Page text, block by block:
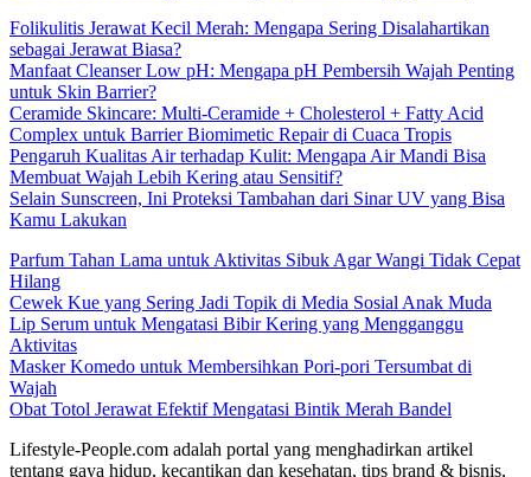
Folikulitis Jerawat Kecil Merah: Mengapa Sering Disalahartikan
sebagai Jerawat Biasa?
Manfaat Cleanser Low pH: Mengapa pH Pembersih Wajah Penting
untuk Skin Barrier?
Ceramide Skincare: Multi-Ceramide + Cholesterol + Fatty Acid
Complex untuk Barrier Biomimetic Repair di Cuaca Tropis
Pengaruh Kualitas Air terhadap Kulit: Mengapa Air Mandi Bisa
Membuat Wajah Lebih Kering atau Sensitif?
Selain Sunscreen, Ini Proteksi Tambahan dari Sinar UV yang Bisa
Kamu Lakukan
Parfum Tahan Lama untuk Aktivitas Sibuk Agar Wangi Tidak Cepat
Hilang
Cewek Kue yang Sering Jadi Topik di Media Sosial Anak Muda
Lip Serum untuk Mengatasi Bibir Kering yang Mengganggu
Aktivitas
Masker Komedo untuk Membersihkan Pori-pori Tersumbat di
Wajah
Obat Totol Jerawat Efektif Mengatasi Bintik Merah Bandel
Lifestyle-People.com adalah portal yang menghadirkan artikel
tentang gaya hidup, kecantikan dan kesehatan, tips brand & bisnis,